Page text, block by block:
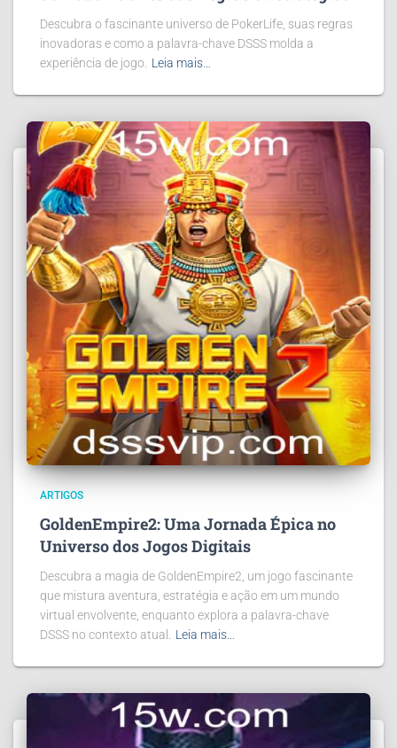
Descubra o fascinante universo de PokerLife, suas regras
inovadoras e como a palavra-chave DSSS molda a
experiência de jogo.
Leia mais…
ARTIGOS
GoldenEmpire2: Uma Jornada Épica no
Universo dos Jogos Digitais
Descubra a magia de GoldenEmpire2, um jogo fascinante
que mistura aventura, estratégia e ação em um mundo
virtual envolvente, enquanto explora a palavra-chave
DSSS no contexto atual.
Leia mais…